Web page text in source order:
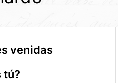
venidas
tú?